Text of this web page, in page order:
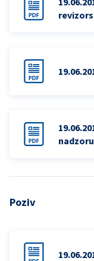
Poziv